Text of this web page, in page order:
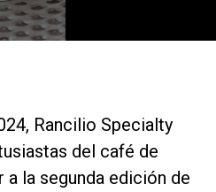
Rancilio Specialty
del café de
la segunda edición de